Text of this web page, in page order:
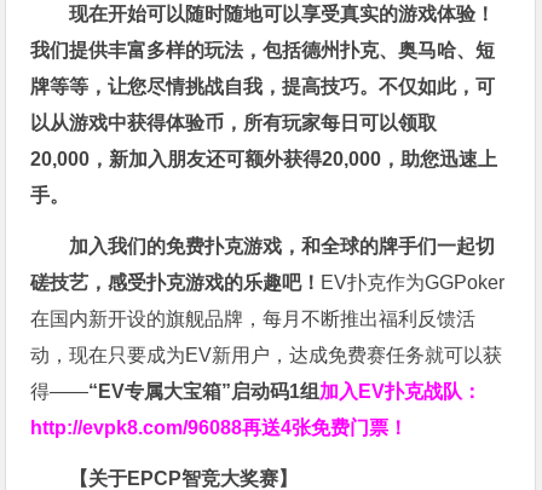
现在开始可以随时随地可以享受真实的游戏体验！
我们提供丰富多样的玩法，包括德州扑克、奥马哈、短
牌等等，让您尽情挑战自我，提高技巧。不仅如此，可
以从游戏中获得体验币，所有玩家每日可以领取
20,000，新加入朋友还可额外获得20,000，助您迅速上
手。
加入我们的免费扑克游戏，和全球的牌手们一起切
磋技艺，感受扑克游戏的乐趣吧！ EV扑克作为GGPoker
在国内新开设的旗舰品牌，每月不断推出福利反馈活
动，现在只要成为EV新用户，达成免费赛任务就可以获
得——“EV专属大宝箱”启动码1组 加入EV扑克战队：
http://evpk8.com/96088再送4张免费门票！
【关于EPCP智竞大奖赛】